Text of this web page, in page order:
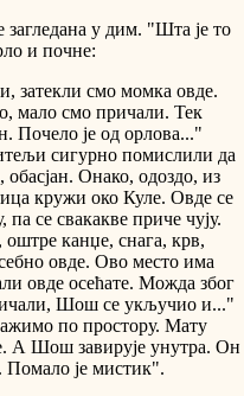
у дим. "Шта је то
и почне:
затекли смо момка овде.
мало смо причали. Тек
Почело је од орлова..."
сигурно помислили да
Онако, одоздо, из
кружи око Куле. Овде се
се свакакве приче чују.
канџе, снага, крв,
овде. Ово место има
овде осећате. Можда због
Шош се укључио и..."
по простору. Мату
А Шош завирује унутра. Он
Помало је мистик".